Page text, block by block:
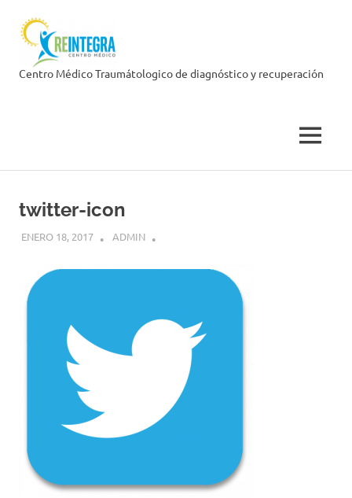
content
Médico
Centro Médico Traumátologico de diagnóstico y recuperación
MENU
twitter-icon
ENERO 18, 2017 ADMIN